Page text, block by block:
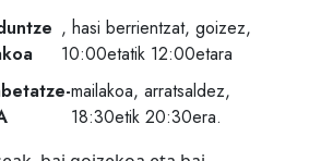
, hasi berrientzat, goizez,
10:00etatik 12:00etara
mailakoa, arratsaldez,
18:30etik 20:30era.